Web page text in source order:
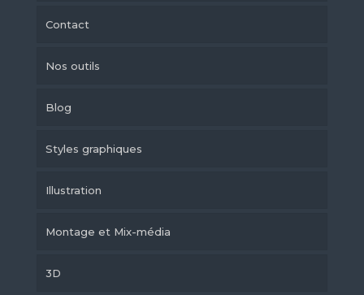
Contact
Nos outils
Blog
Styles graphiques
Illustration
Montage et Mix-média
3D